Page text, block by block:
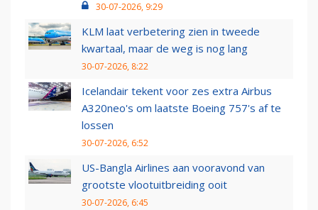
30-07-2026, 9:29
KLM laat verbetering zien in tweede
kwartaal, maar de weg is nog lang
30-07-2026, 8:22
Icelandair tekent voor zes extra Airbus
A320neo's om laatste Boeing 757's af te
lossen
30-07-2026, 6:52
US-Bangla Airlines aan vooravond van
grootste vlootuitbreiding ooit
30-07-2026, 6:45